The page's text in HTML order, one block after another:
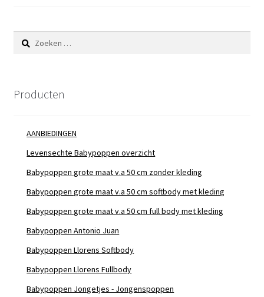
Zoeken
naar:
Producten
AANBIEDINGEN
Levensechte Babypoppen overzicht
Babypoppen grote maat v.a 50 cm zonder kleding
Babypoppen grote maat v.a 50 cm softbody met kleding
Babypoppen grote maat v.a 50 cm full body met kleding
Babypoppen Antonio Juan
Babypoppen Llorens Softbody
Babypoppen Llorens Fullbody
Babypoppen Jongetjes - Jongenspoppen